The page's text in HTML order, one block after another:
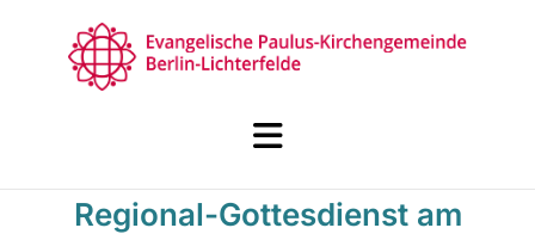
Regional-Gottesdienst am